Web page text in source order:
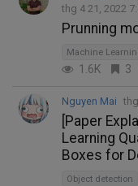
thg 4 21, 2022
Prunning
Machine
1.6K 3
Nguyen Mai
[Paper
Learning
Boxes for
Object detection